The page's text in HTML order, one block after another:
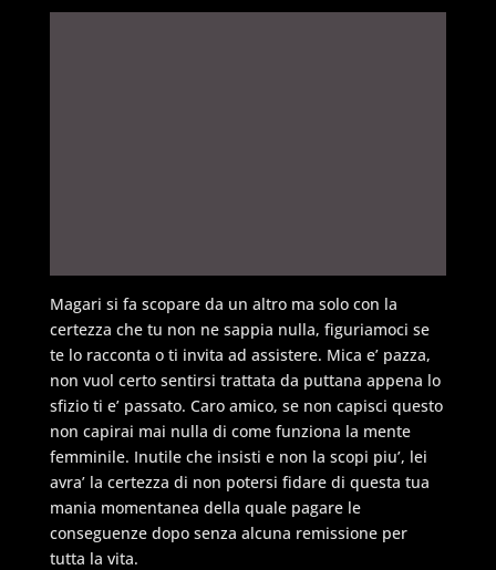
Magari si fa scopare da un altro ma solo con la
certezza che tu non ne sappia nulla, figuriamoci se
te lo racconta o ti invita ad assistere. Mica e’ pazza,
non vuol certo sentirsi trattata da puttana appena lo
sfizio ti e’ passato. Caro amico, se non capisci questo
non capirai mai nulla di come funziona la mente
femminile. Inutile che insisti e non la scopi piu’, lei
avra’ la certezza di non potersi fidare di questa tua
mania momentanea della quale pagare le
conseguenze dopo senza alcuna remissione per
tutta la vita.